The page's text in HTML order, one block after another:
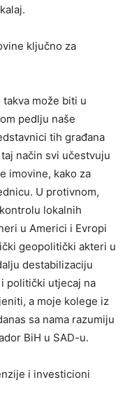
ključno za
može biti u
pedlju naše
tih građana
način svi učestvuju
imovine, kako za
U protivnom,
lokalnih
u Americi i Evropi
geopolitički akteri u
destabilizaciju
politički utjecaj na
a moje kolege iz
sa nama razumiju
BiH u SAD-u.
i investicioni